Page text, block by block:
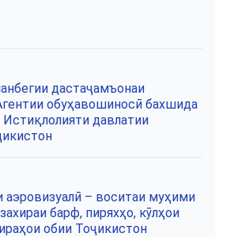
дастаҷамъонаи
обуҳавошиносӣ бахшида
Истиқлолияти давлатии
– воситаи муҳими
барф, пиряхҳо, кӯлҳои
обии Тоҷикистон